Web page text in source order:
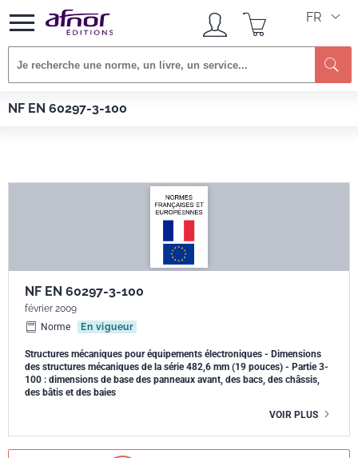
FR
NF EN 60297-3-100
Afnor EDITIONS Normes
NF EN 60297-3-100
février 2009
Norme
En vigueur
Structures mécaniques pour équipements électroniques - Dimensions
des structures mécaniques de la série 482,6 mm (19 pouces) - Partie 3-
100 : dimensions de base des panneaux avant, des bacs, des châssis,
des bâtis et des baies
VOIR PLUS